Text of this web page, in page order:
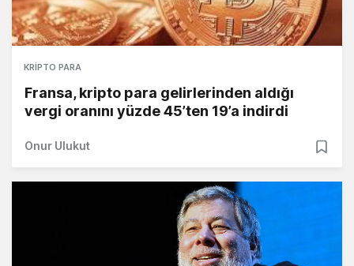
KRIPTO PARA
Fransa, kripto para gelirlerinden aldığı
vergi oranını yüzde 45’ten 19’a indirdi
Onur Ulukut